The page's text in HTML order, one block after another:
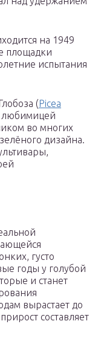
на 1949
площадки
испытания
(Picea
любимицей
во многих
дизайна.
густо
годы у голубой
и станет
вырастает до
составляет